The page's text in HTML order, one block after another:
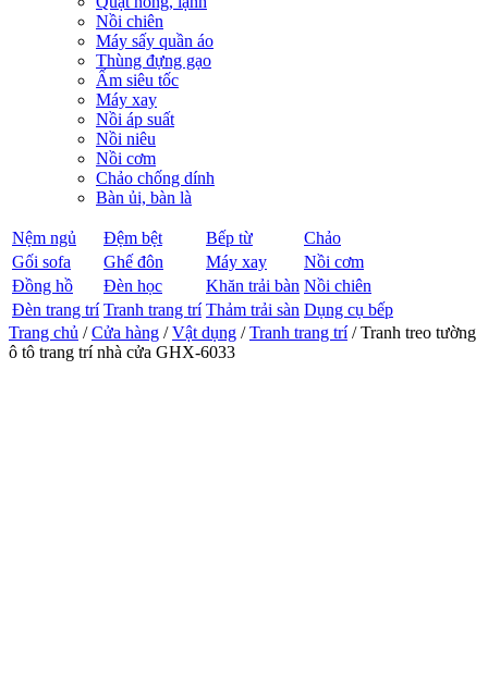
Nồi chiên
Máy sấy quần áo
Thùng đựng gạo
Ấm siêu tốc
Máy xay
Nồi áp suất
Nồi niêu
Nồi cơm
Chảo chống dính
Bàn ủi, bàn là
Nệm ngủ Đệm bệt Bếp từ
Chảo
Gối sofa
Ghế đôn Máy xay
Nồi cơm
Đồng hồ
Đèn học Khăn trải bàn Nồi chiên
Đèn trang trí Tranh trang trí Thảm trải sàn Dụng cụ bếp
Trang chủ /Cửa hàng /Vật dụng /Tranh trang trí/ Tranh treo tường
ô tô trang trí nhà cửa GHX-6033